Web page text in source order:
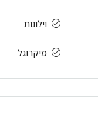
וילונות
מיקרוגל